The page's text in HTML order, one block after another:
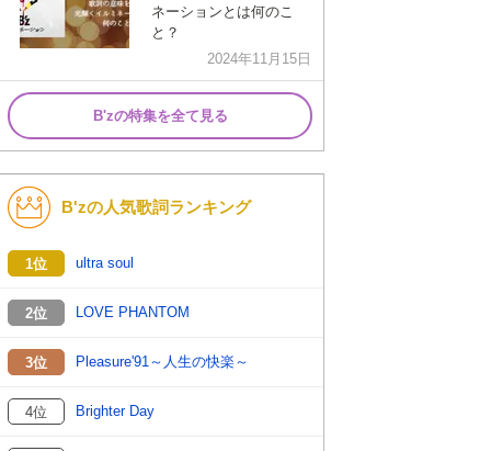
ネーションとは何のこ
と？
2024年11月15日
B'zの特集を全て見る
B'zの人気歌詞ランキング
1位 ultra soul
2位 LOVE PHANTOM
3位 Pleasure'91～人生の快楽～
4位 Brighter Day